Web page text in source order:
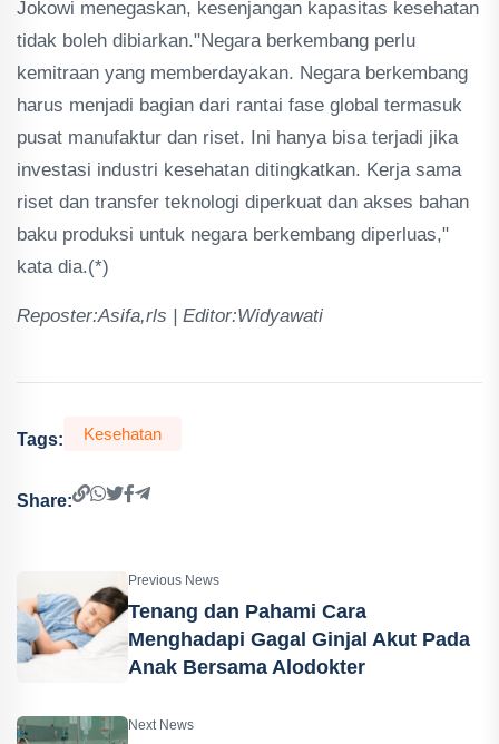
Jokowi menegaskan, kesenjangan kapasitas kesehatan
tidak boleh dibiarkan."Negara berkembang perlu
kemitraan yang memberdayakan. Negara berkembang
harus menjadi bagian dari rantai fase global termasuk
pusat manufaktur dan riset. Ini hanya bisa terjadi jika
investasi industri kesehatan ditingkatkan. Kerja sama
riset dan transfer teknologi diperkuat dan akses bahan
baku produksi untuk negara berkembang diperluas,"
kata dia.(*)
Reposter:Asifa,rls | Editor:Widyawati
Tags: Kesehatan
Share:
Previous News
Tenang dan Pahami Cara
Menghadapi Gagal Ginjal Akut Pada
Anak Bersama Alodokter
Next News